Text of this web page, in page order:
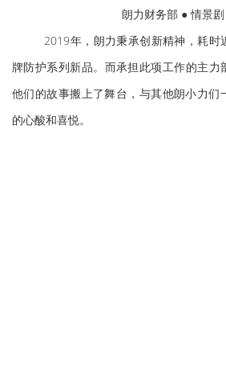
朗力财务部 ● 情景剧
2019年，朗力秉承创新精神，耗时
牌防护系列新品。而承担此项工作的主
他们的故事搬上了舞台，与其他朗小力们
的心酸和喜悦。